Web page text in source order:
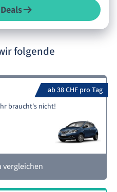
folgende
ab 38 CHF pro Tag
braucht's nicht!
vergleichen